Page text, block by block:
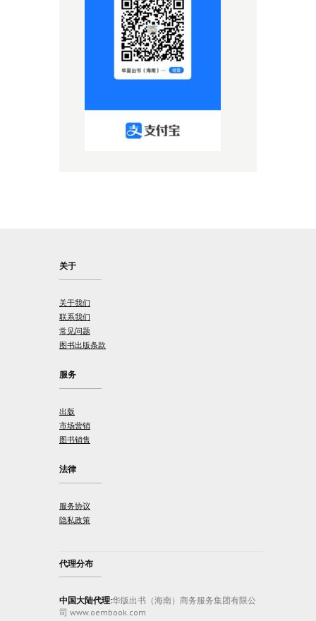
关于
关于我们
联系我们
常见问题
图书出版条款
服务
出版
市场营销
图书销售
法律
服务协议
隐私政策
代理分布
中国大陆代理:华版出书（海南）商务服务集团有限公
司 www.oembook.com